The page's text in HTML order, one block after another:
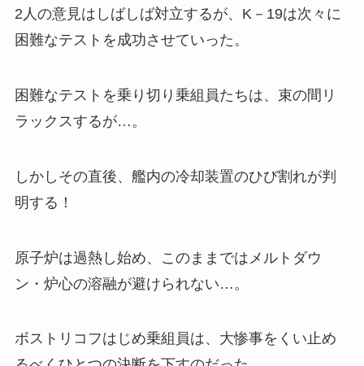
2人の意見はしばしば対立するが、K－19は次々に
困難なテストを成功させていった。
困難なテストを乗り切り乗組員たちは、束の間リ
ラックスするが…。
しかしその直後、艦内の冷却装置のひび割れが判
明する！
原子炉は過熱し始め、このままではメルトダウ
ン・炉心の溶融が避けられない…。
ボストリコフはじめ乗組員は、大惨事をくい止め